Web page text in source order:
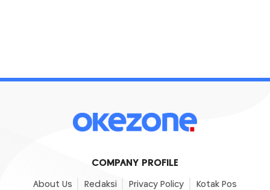
COMPANY PROFILE
About Us Redaksi Privacy Policy Kotak Pos